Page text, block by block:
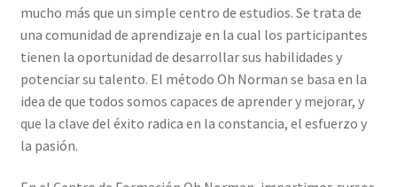
mucho más que un simple centro de estudios. Se trata de
una comunidad de aprendizaje en la cual los participantes
tienen la oportunidad de desarrollar sus habilidades y
potenciar su talento. El método Oh Norman se basa en la
idea de que todos somos capaces de aprender y mejorar, y
que la clave del éxito radica en la constancia, el esfuerzo y
la pasión.